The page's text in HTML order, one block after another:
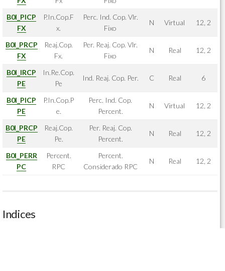
B0I_PICP
FX
P.In.Cop.F
x.
Perc. Ind. Cop. Vlr.
Fixo
N Virtual 12, 2
B0I_PRCP
FX
Reaj.Cop.
Fx.
Per. Reaj. Cop. Vlr.
Fixo
N Real 12, 2
B0I_IRCP
PE
In.Re.Cop.
Pe
Ind. Reaj. Cop. Per. C Real 6
B0I_PICP
PE
P.In.Cop.P
e.
Perc. Ind. Cop.
Percent.
N Virtual 12, 2
B0I_PRCP
PE
Reaj.Cop.
Pe.
Per. Reaj. Cop.
Percent.
N Real 12, 2
B0I_PERR
PC
Percent.
RPC
Percent.
Considerado RPC
N Real 12, 2
Indices